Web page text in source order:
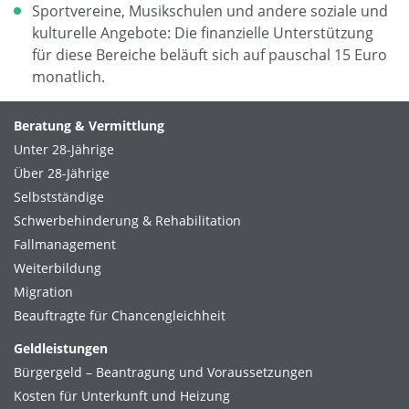
Sportvereine, Musikschulen und andere soziale und
kulturelle Angebote: Die finanzielle Unterstützung
für diese Bereiche beläuft sich auf pauschal 15 Euro
monatlich.
Beratung & Vermittlung
Unter 28-Jährige
Über 28-Jährige
Selbstständige
Schwerbehinderung & Rehabilitation
Fallmanagement
Weiterbildung
Migration
Beauftragte für Chancengleichheit
Geldleistungen
Bürgergeld – Beantragung und Voraussetzungen
Kosten für Unterkunft und Heizung